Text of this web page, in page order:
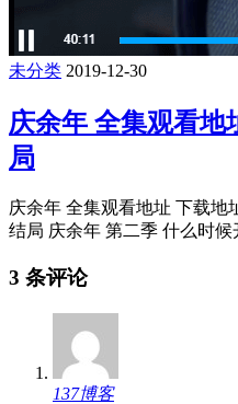
未分类 2019-12-30
庆余年 全集观看地
局
庆余年 全集观看地址 下载地
结局 庆余年 第二季 什么时
3 条评论
137博客